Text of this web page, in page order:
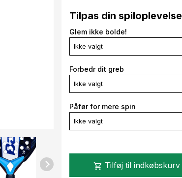
Tilpas din spiloplevelse
Glem ikke bolde!
Ikke valgt
Forbedr dit greb
Ikke valgt
Påfør for mere spin
Ikke valgt
shopping_cart Tilføj til indkøbskurv